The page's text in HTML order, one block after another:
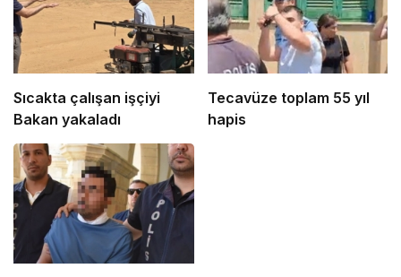
Sıcakta çalışan işçiyi
Bakan yakaladı
Tecavüze toplam 55 yıl
hapis